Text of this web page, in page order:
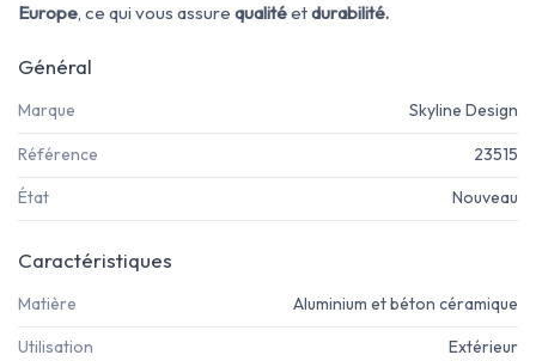
Europe, ce qui vous assure qualitéetdurabilité.
Général
Marque Skyline Design
Référence 23515
État Nouveau
Caractéristiques
Matière Aluminium et béton céramique
Utilisation Extérieur